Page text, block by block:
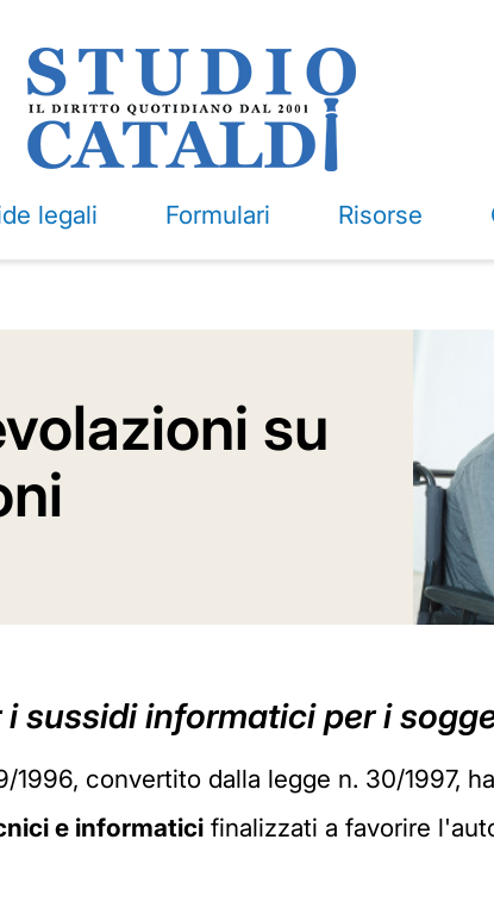
legali Formulari Risorse
su
sussidi informatici per i
1996, convertito dalla legge n. 30/1997,
e informatici finalizzati a favorire